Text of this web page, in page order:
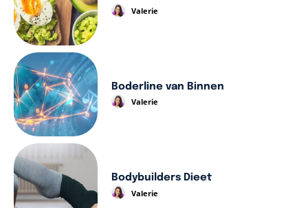
Valerie
Boderline van Binnen
Valerie
Bodybuilders Dieet
Valerie